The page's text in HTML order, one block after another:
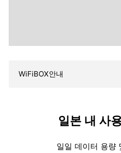
WiFiBOX안내
일본 내 사
일일 데이터 용량